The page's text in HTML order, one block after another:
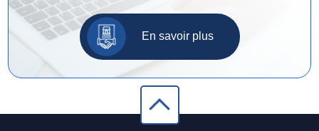
En savoir plus